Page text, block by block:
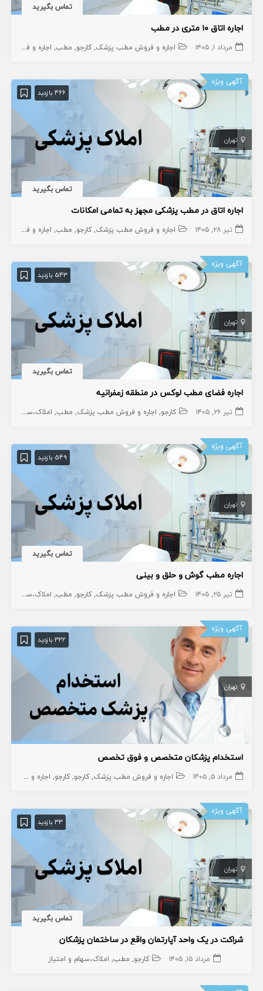
تماس بگیرید
اجاره اتاق ۱۰ متری در مطب
مرداد ۱, ۱۴۰۵ اجاره و فروش مطب پزشک کارجو مطب اجاره و فروش مطب دندانپزشک
آگهی ویژه
466 بازدید
تهران
تماس بگیرید
اجاره اتاق در مطب پزشکی مجهز به تمامی امکانات
تیر ۲۸, ۱۴۰۵ اجاره و فروش مطب پزشک کارجو مطب اجاره و فروش مطب دندانپزشک
آگهی ویژه
543 بازدید
تهران
تماس بگیرید
اجاره فضای مطب لوکس در منطقه زعفرانیه
تیر ۲۶, ۱۴۰۵ کارجو اجاره و فروش مطب پزشک مطب املاک،سهام و امتیاز
آگهی ویژه
549 بازدید
تهران
تماس بگیرید
اجاره مطب گوش و حلق و بینی
تیر ۲۵, ۱۴۰۵ اجاره و فروش مطب پزشک کارجو مطب املاک،سهام و امتیاز
آگهی ویژه
322 بازدید
تهران
استخدام پزشکان متخصص و فوق تخصص
مرداد ۵, ۱۴۰۵ اجاره و فروش مطب پزشک کارجو کارجو اجاره و فروش مطب دندانپزشک
آگهی ویژه
33 بازدید
تهران
تماس بگیرید
شراکت در یک واحد آپارتمان واقع در ساختمان پزشکان
مرداد ۱۵, ۱۴۰۵ کارجو مطب املاک،سهام و امتیاز